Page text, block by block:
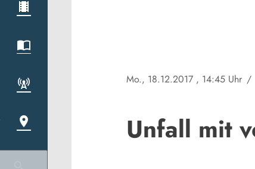
Mo., 18.12.2017 , 14:45 Uhr /
Unfall mit